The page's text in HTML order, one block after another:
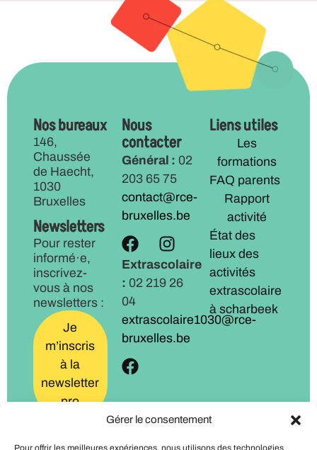
Gérer le consentement
Pour offrir les meilleures expériences, nous utilisons des technologies
Nos bureaux
146,
Chaussée
de Haecht,
1030
Bruxelles
Newsletters
Pour rester
informé·e,
inscrivez-
vous à nos
newsletters :
Je
m’inscris
à la
newsletter
pro
Nous
contacter
Général : 02
203 65 75
contact@rce-
bruxelles.be
Extrascolaire
: 02 219 26
04
extrascolaire1030@rce-
bruxelles.be
Liens utiles
Les
formations
FAQ parents
Rapport
activité
État des
lieux des
activités
extrascolaire
à scharbeek